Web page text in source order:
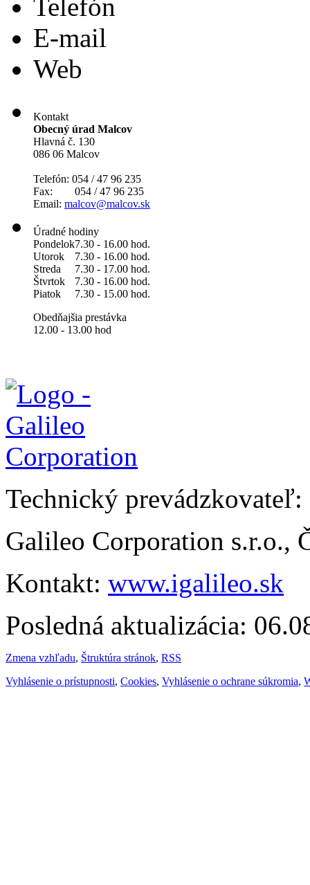
Telefón
E-mail
Web
Kontakt
Obecný úrad Malcov
Hlavná č. 130
086 06 Malcov
Telefón: 054 / 47 96 235
Fax: 054 / 47 96 235
Email: malcov@malcov.sk
Úradné hodiny
Pondelok7.30 - 16.00 hod.
Utorok
7.30 - 16.00 hod.
Streda
7.30 - 17.00 hod.
Štvrtok
7.30 - 16.00 hod.
Piatok
7.30 - 15.00 hod.
Obedňajšia prestávka
12.00 - 13.00 hod
Technický prevádzkovateľ:
Galileo Corporation s.r.o.,
Kontakt: www.igalileo.sk
Posledná aktualizácia:
Zmena vzhľadu, Štruktúra stránok, RSS
Vyhlásenie o prístupnosti, Cookies, Vyhlásenie o ochrane súkromia,